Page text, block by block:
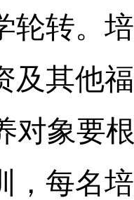
轮转。
及其他
象要
，每名